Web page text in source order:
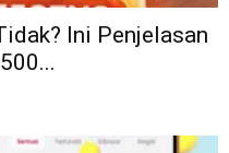
Ini Penjelasan